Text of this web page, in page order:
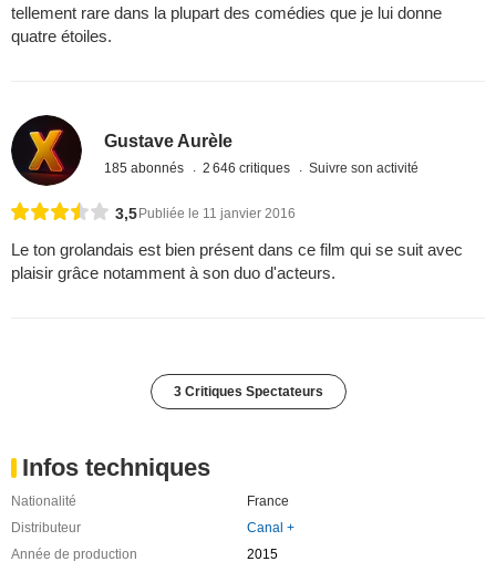
tellement rare dans la plupart des comédies que je lui donne
quatre étoiles.
Gustave Aurèle
185 abonnés 2 646 critiques Suivre son activité
3,5 Publiée le 11 janvier 2016
Le ton grolandais est bien présent dans ce film qui se suit avec
plaisir grâce notamment à son duo d'acteurs.
3 Critiques Spectateurs
Infos techniques
Nationalité
France
Distributeur
Canal +
Année de production
2015